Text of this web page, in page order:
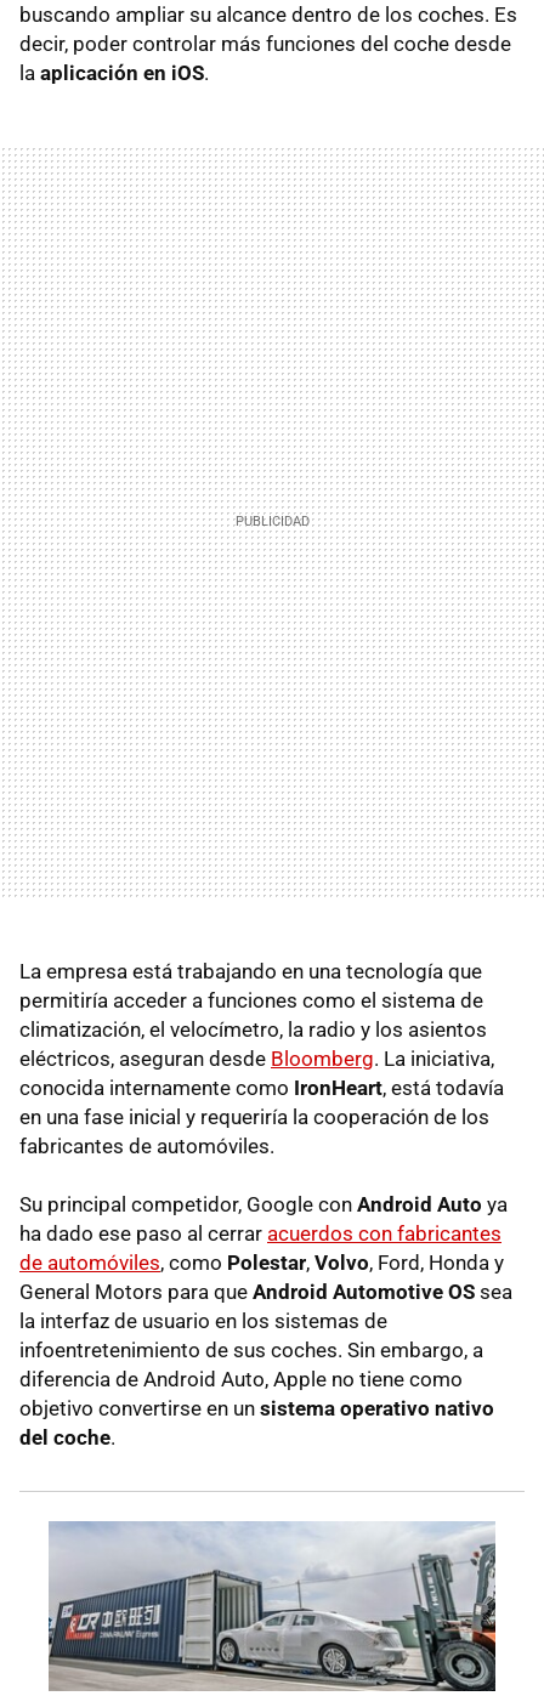
buscando ampliar su alcance dentro de los coches. Es
decir, poder controlar más funciones del coche desde
la aplicación en iOS.
La empresa está trabajando en una tecnología que
permitiría acceder a funciones como el sistema de
climatización, el velocímetro, la radio y los asientos
eléctricos, aseguran desde Bloomberg. La iniciativa,
conocida internamente como IronHeart, está todavía
en una fase inicial y requeriría la cooperación de los
fabricantes de automóviles.
Su principal competidor, Google con Android Auto ya
ha dado ese paso al cerrar acuerdos con fabricantes
de automóviles, como Polestar, Volvo, Ford, Honda y
General Motors para que Android Automotive OS sea
la interfaz de usuario en los sistemas de
infoentretenimiento de sus coches. Sin embargo, a
diferencia de Android Auto, Apple no tiene como
objetivo convertirse en un sistema operativo nativo
del coche.